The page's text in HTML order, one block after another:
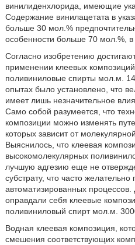
винилиденхлорида, имеющие
Содержание винилацетата в
больше 30 мол.%
особенности больше 70 мол.%,
Согласно изобретению
применении клеевых
поливиниловые спирты мол.м.
опытах было установлено, что
имеет лишь незначительное
Само собой разумеется, что
композиции можно изменять
которых зависит от
Выяснилось, что клеевая
высокомолекулярных
лучшую адгезию еще не
субстрату, что часто
автоматизированных процессов.
оправдали себя клеевые
поливиниловый спирт мол.м.
Водная клеевая композиция,
смешения соответствующих